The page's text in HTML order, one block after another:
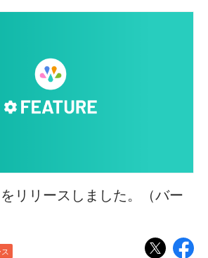
をリリースしました。（バー